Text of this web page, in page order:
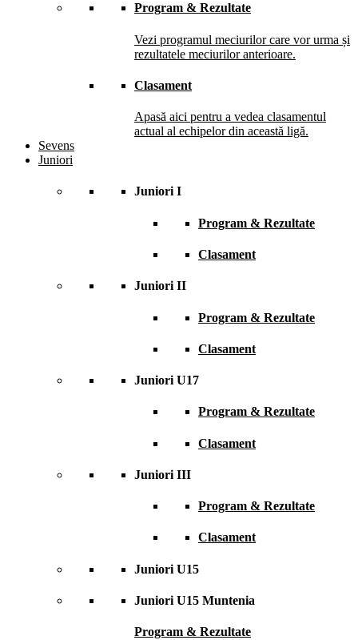
Program & Rezultate
Vezi programul meciurilor care vor urma și
rezultatele meciurilor anterioare.
Clasament
Apasă aici pentru a vedea clasamentul
actual al echipelor din această ligă.
Sevens
Juniori
Juniori I
Program & Rezultate
Clasament
Juniori II
Program & Rezultate
Clasament
Juniori U17
Program & Rezultate
Clasament
Juniori III
Program & Rezultate
Clasament
Juniori U15
Juniori U15 Muntenia
Program & Rezultate